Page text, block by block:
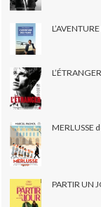
MERLUSSE
PARTIR UN